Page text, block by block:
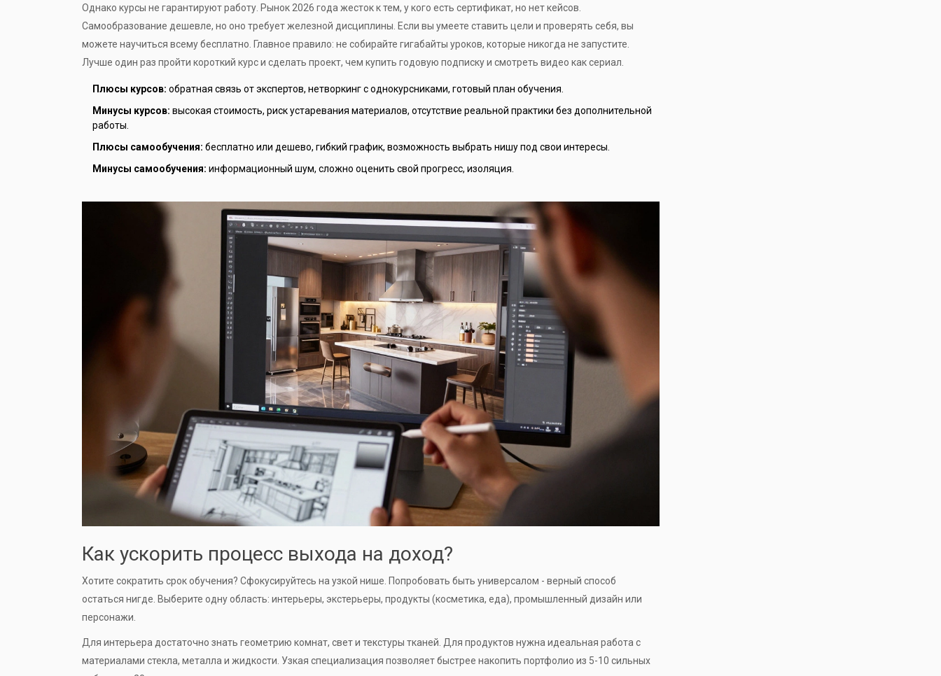
Однако курсы не гарантируют работу. Рынок 2026 года жесток к тем, у кого есть сертификат, но нет кейсов.
Самообразование дешевле, но оно требует железной дисциплины. Если вы умеете ставить цели и проверять себя, вы
можете научиться всему бесплатно. Главное правило: не собирайте гигабайты уроков, которые никогда не запустите.
Лучше один раз пройти короткий курс и сделать проект, чем купить годовую подписку и смотреть видео как сериал.
Плюсы курсов: обратная связь от экспертов, нетворкинг с однокурсниками, готовый план обучения.
Минусы курсов: высокая стоимость, риск устаревания материалов, отсутствие реальной практики без дополнительной
работы.
Плюсы самообучения: бесплатно или дешево, гибкий график, возможность выбрать нишу под свои интересы.
Минусы самообучения: информационный шум, сложно оценить свой прогресс, изоляция.
Как ускорить процесс выхода на доход?
Хотите сократить срок обучения? Сфокусируйтесь на узкой нише. Попробовать быть универсалом - верный способ
остаться нигде. Выберите одну область: интерьеры, экстерьеры, продукты (косметика, еда), промышленный дизайн или
персонажи.
Для интерьера достаточно знать геометрию комнат, свет и текстуры тканей. Для продуктов нужна идеальная работа с
материалами стекла, металла и жидкости. Узкая специализация позволяет быстрее накопить портфолио из 5-10 сильных